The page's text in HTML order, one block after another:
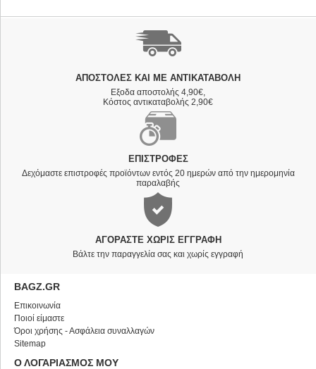
ΑΠΟΣΤΟΛΈΣ ΚΑΙ ΜΕ ΑΝΤΙΚΑΤΑΒΟΛΗ
Εξοδα αποστολής 4,90€,
Κόστος αντικαταβολής 2,90€
ΕΠΙΣΤΡΟΦΈΣ
Δεχόμαστε επιστροφές προϊόντων εντός 20 ημερών από την ημερομηνία
παραλαβής
ΑΓΟΡΆΣΤΕ ΧΩΡΊΣ ΕΓΓΡΑΦΉ
Βάλτε την παραγγελία σας και χωρίς εγγραφή
BAGZ.GR
Επικοινωνία
Ποιοί είμαστε
Όροι χρήσης - Ασφάλεια συναλλαγών
Sitemap
Ο ΛΟΓΑΡΙΑΣΜΟΣ ΜΟΥ